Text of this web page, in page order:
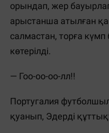
орындап, жер
арыстанша атылған
салмастан, торға
көтерілді.
— Гоо-оо-оо-лл!!
Португалия
қуанып, Эдерді